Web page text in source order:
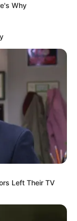
Why
Left Their TV